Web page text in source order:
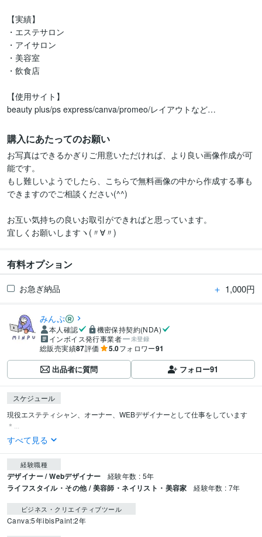
【実績】
・エステサロン
・アイサロン
・美容室
・飲食店
【使用サイト】
beauty plus/ps express/canva/promeo/レイアウトなど…
購入にあたってのお願い
お写真はできるかぎりご用意いただければ、より良い画像作成が可
能です。
もし難しいようでしたら、こちらで無料画像の中から作成する事も
できますのでご相談ください(^^)
お互い気持ちの良いお取引ができればと思っています。
宜しくお願いしますヽ(〃∀〃)
有料オプション
お急ぎ納品 ＋ 1,000円
みんぷ
本人確認
機密保持契約(NDA)
インボイス発行事業者
未登録
総販売実績87評価 5.0フォロワー91
出品者に質問 フォロー91
スケジュール
現役エステティシャン、オーナー、WEBデザイナーとして仕事をしています
＊...
すべて見る
経験職種
デザイナー / Webデザイナー 経験年数 : 5年
ライフスタイル・その他 / 美容師・ネイリスト・美容家 経験年数 : 7年
ビジネス・クリエイティブツール
Canva:5年ibisPaint:2年